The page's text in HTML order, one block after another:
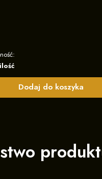
Dodaj do koszyka